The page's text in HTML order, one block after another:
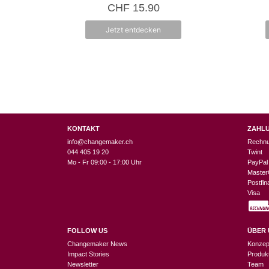
0
v
5
CHF15.90
Jetzt entdecken
KONTAKT
info@changemaker.ch
044 405 19 20
Mo - Fr 09:00 - 17:00 Uhr
FOLLOW US
Changemaker News
Impact Stories
Newsletter
Twint
PayPal
Visa
ÜBER
Team